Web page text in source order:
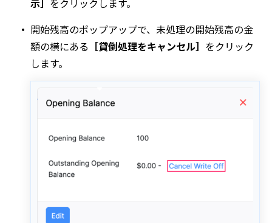
示］ をクリックします。
開始残高のポップアップで、 未処理の開始残高の金
額の横にある ［貸倒処理をキャンセル］ をクリック
します。